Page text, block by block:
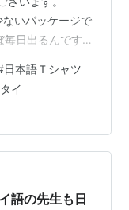
いパッケージで
日出るんですよ
人気を感じさ
。 日系のお店
な物、日本風
本をイメージし
挙げている
日本語Ｔシャツ
イ
語の先生も日